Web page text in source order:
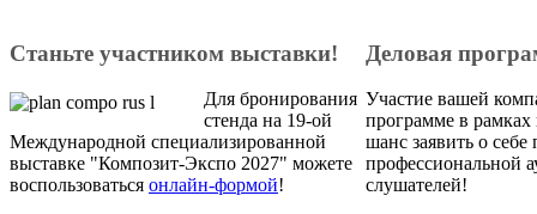
Станьте участником выставки!
Для бронирования
стенда на 19-ой
Международной специализированной
выставке "Композит-Экспо 2027" можете
воспользоваться онлайн-формой!
Деловая
Участие вашей
программе в
шанс заявить о себе
профессиональной
слушателей!